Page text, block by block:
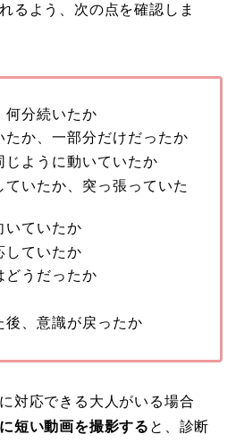
るよう、次の点を確認しま
何分続いたか
たか、一部分だけだったか
じように動いていたか
ていたか、突っ張っていた
いていたか
していたか
どうだったか
後、意識が戻ったか
対応できる大人がいる場合
短い動画を撮影する と、診断